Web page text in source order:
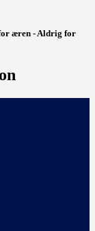
æren - Aldrig for